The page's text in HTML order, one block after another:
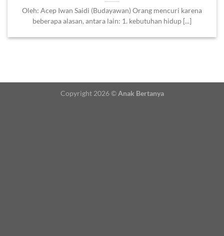
Oleh: Acep Iwan Saidi (Budayawan) Orang mencuri karena
beberapa alasan, antara lain: 1. kebutuhan hidup [...]
Copyright 2026 ©Anak Bertanya